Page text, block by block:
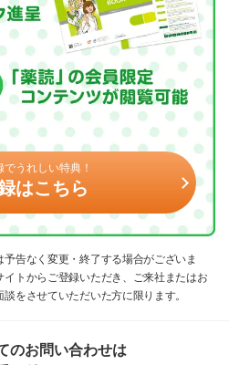
うれしい特典！
はこちら
告なく変更・終了する場合がございま
トからご登録いただき、ご来社またはお
をさせていただいた方に限ります。
のお問い合わせは